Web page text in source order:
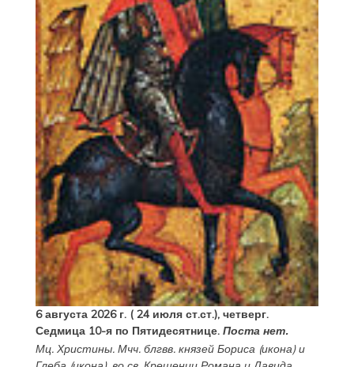
6 августа 2026 г. ( 24 июля ст.ст.), четверг.
Седмица 10-я по Пятидесятнице. Поста нет.
Мц. Христины. Мчч. блгвв. князей Бориса(икона) и